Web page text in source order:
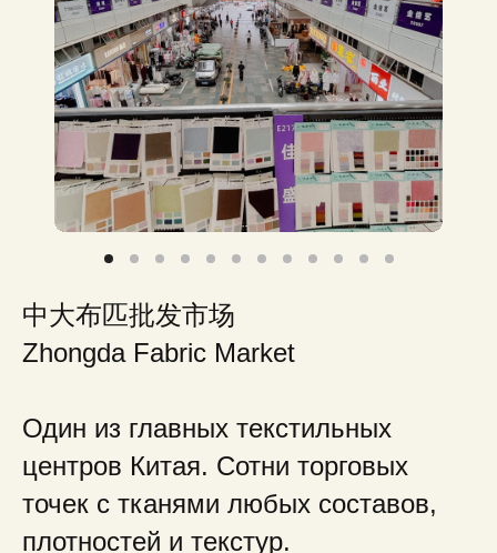
中大布匹批发市场
Zhongda Fabric Market
Один из главных текстильных
центров Китая. Сотни торговых
точек с тканями любых составов,
плотностей и текстур.